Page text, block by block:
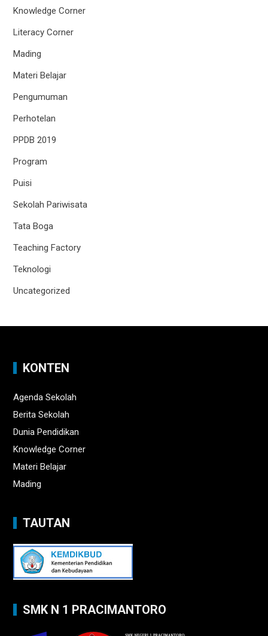
Knowledge Corner
Literacy Corner
Mading
Materi Belajar
Pengumuman
Perhotelan
PPDB 2019
Program
Puisi
Sekolah Pariwisata
Tata Boga
Teaching Factory
Teknologi
Uncategorized
KONTEN
Agenda Sekolah
Berita Sekolah
Dunia Pendidikan
Knowledge Corner
Materi Belajar
Mading
TAUTAN
SMK N 1 PRACIMANTORO